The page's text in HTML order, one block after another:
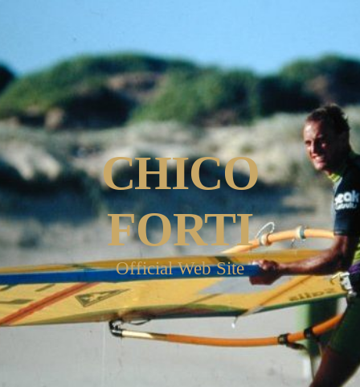
CHICO
FORTI
Official Web Site